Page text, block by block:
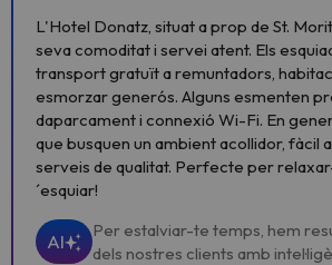
L'Hotel Donatz, situat a prop de St.
seva comoditat i servei atent. Els
transport gratuït a remuntadors,
esmorzar generós. Alguns esmenten
daparcament i connexió Wi-Fi. En
que busquen un ambient acollidor, fàcil
serveis de qualitat. Perfecte per
´esquiar!
AI
Per estalviar-te temps, hem
dels nostres clients amb